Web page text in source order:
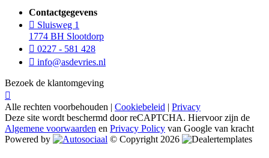
Contactgegevens
Sluisweg 1
1774 BH Slootdorp
0227 - 581 428
info@asdevries.nl
Bezoek de klantomgeving
Alle rechten voorbehouden | Cookiebeleid | Privacy
Deze site wordt beschermd door reCAPTCHA. Hiervoor zijn de
Algemene voorwaarden en Privacy Policy van Google van kracht
Powered by
© Copyright 2026